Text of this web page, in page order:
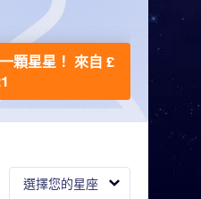
選擇您的星座
顆星星！ 來自 £